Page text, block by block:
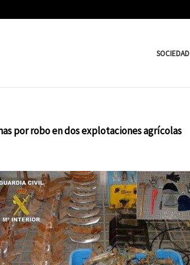
SOCIEDAD
por robo en dos explotaciones agrícolas